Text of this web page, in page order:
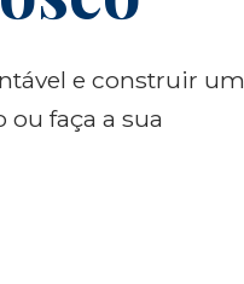
e construir um
faça a sua